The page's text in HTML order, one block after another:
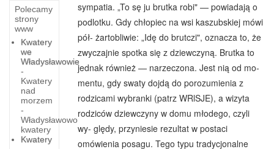
Polecamy
strony
www
Kwatery
we
Władysławowie
-
Kwatery
nad
morzem
-
Władysławowo
kwatery
Kwatery
sympatia. „To sę ju brutka robi" — powiada­ją o
podlotku. Gdy chłopiec na wsi kaszubskiej mówi
pół- żartobliwie: „Idę do brutczi", oznacza to, że
zwyczajnie spotka się z dziewczyną. Brutka to
jednak również — narzeczona. Jest nią od mo­
mentu, gdy swaty dojdą do porozumienia z
rodzicami wybranki (patrz WRlSJE), a wizyta
rodziców dziewczyny w domu młodego, czyli
wy- ględy, przyniesie rezultat w postaci
omówienia posagu. Tego typu tradycjonalne